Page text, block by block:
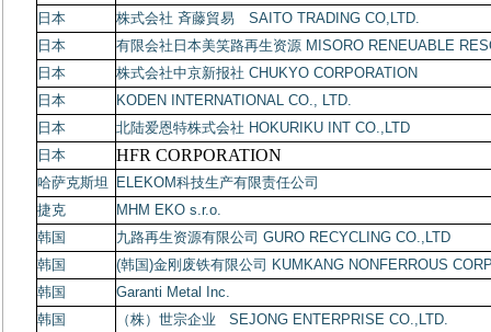
日本
株式会社 斉藤貿易SAITO TRADING CO,LTD.
日本
有限会社日本美笑路再生资源 MISORO RENEUABLE
日本
株式会社中京新报社 CHUKYO CORPORATION
日本
KODEN INTERNATIONAL CO., LTD.
日本
北陆爱恩特株式会社 HOKURIKU INT CO.,LTD
日本
HFR CORPORATION
哈萨克斯坦 ELEKOM科技生产有限责任公司
捷克
MHM EKO s.r.o.
韩国
九路再生资源有限公司 GURO RECYCLING CO.,LTD
韩国
(韩国)金刚废铁有限公司 KUMKANG NONFERROUS
韩国
Garanti Metal Inc.
韩国
（株）世宗企业 SEJONG ENTERPRISE CO.,LTD.